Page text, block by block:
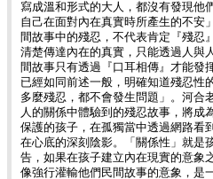
寫成溫和形式的大人，都沒有發現他
自己在面對內在真實時所產生的不安
間故事中的殘忍，不代表肯定『殘忍
清楚傳達內在的真實，只能透過人與
間故事只有透過『口耳相傳』才能發
已經如同前述一般，明確知道殘忍性
多麼殘忍，都不會發生問題」。河合
人的關係中體驗到的殘忍故事，將成
保護的孩子，在孤獨當中透過網路看
在心底的深刻陰影。「關係性」就是
告，如果在孩子建立內在現實的意象
像強行灌輸他們民間故事的意象，是